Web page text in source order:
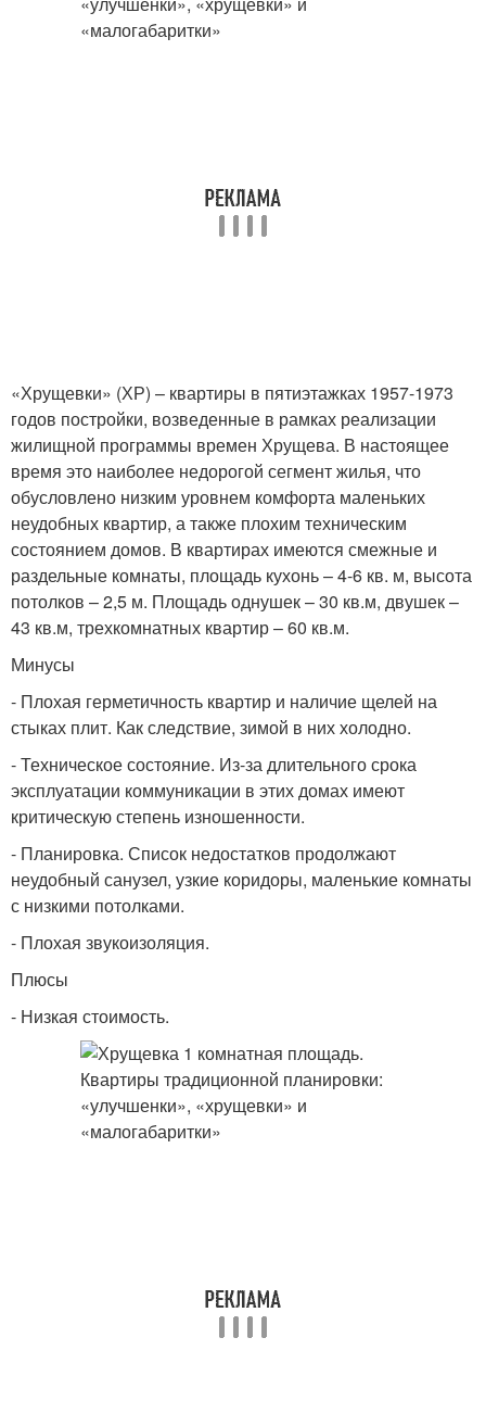
«Хрущевки» (ХР) – квартиры в пятиэтажках 1957-1973
годов постройки, возведенные в рамках реализации
жилищной программы времен Хрущева. В настоящее
время это наиболее недорогой сегмент жилья, что
обусловлено низким уровнем комфорта маленьких
неудобных квартир, а также плохим техническим
состоянием домов. В квартирах имеются смежные и
раздельные комнаты, площадь кухонь – 4-6 кв. м, высота
потолков – 2,5 м. Площадь однушек – 30 кв.м, двушек –
43 кв.м, трехкомнатных квартир – 60 кв.м.
Минусы
- Плохая герметичность квартир и наличие щелей на
стыках плит. Как следствие, зимой в них холодно.
- Техническое состояние. Из-за длительного срока
эксплуатации коммуникации в этих домах имеют
критическую степень изношенности.
- Планировка. Список недостатков продолжают
неудобный санузел, узкие коридоры, маленькие комнаты
с низкими потолками.
- Плохая звукоизоляция.
Плюсы
- Низкая стоимость.